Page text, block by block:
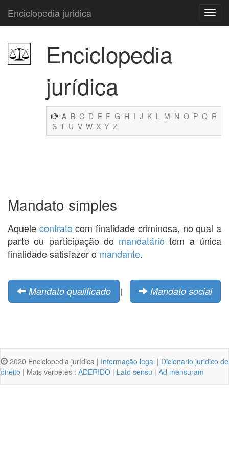
Enciclopedia juridica
Enciclopedia
jurídica
A B C D E F G H I J K L M N O P Q R
S T U V W X Y Z
Mandato simples
Aquele contrato com finalidade criminosa, no qual a
parte ou participação do mandatário tem a única
finalidade satisfazer o mandante.
Mandato qualificado | Mandato social
2020 Enciclopedia jurídica | Informação legal | Dicionario juridico de
direito | Mais verbetes : ADERIDO | Lato sensu | Ad mensuram